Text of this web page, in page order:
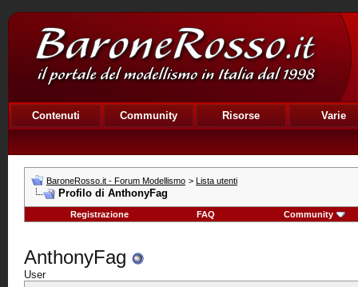
Contenuti Community Risorse Varie
BaroneRosso.it - Forum Modellismo > Lista utenti
Profilo di AnthonyFag
Registrazione FAQ Community
AnthonyFag
User